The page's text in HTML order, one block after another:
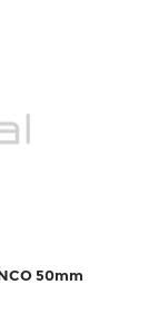
50mm